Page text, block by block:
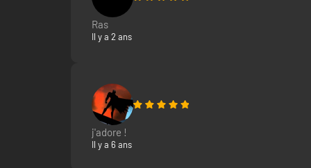
Ras
Il y a 2 ans
j'adore !
Il y a 6 ans